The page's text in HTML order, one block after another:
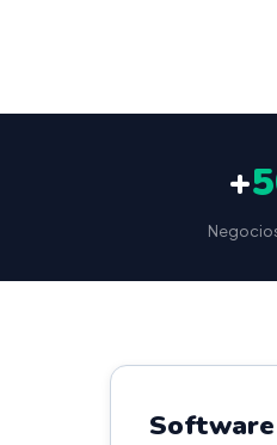
+
Software